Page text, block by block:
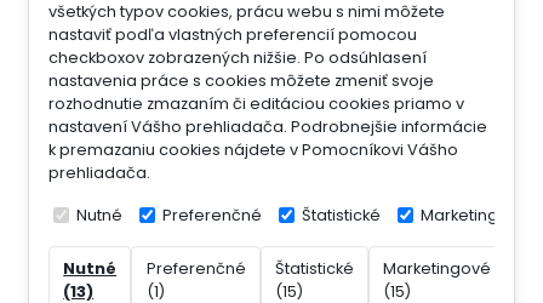
všetkých typov cookies, prácu webu s nimi môžete
nastaviť podľa vlastných preferencií pomocou
checkboxov zobrazených nižšie. Po odsúhlasení
nastavenia práce s cookies môžete zmeniť svoje
rozhodnutie zmazaním či editáciou cookies priamo v
nastavení Vášho prehliadača. Podrobnejšie informácie
k premazaniu cookies nájdete v Pomocníkovi Vášho
prehliadača.
Nutné Preferenčné Štatistické Marketingové
Nutné
(13)
Preferenčné
(1)
Štatistické
(15)
Marketingové
(15)